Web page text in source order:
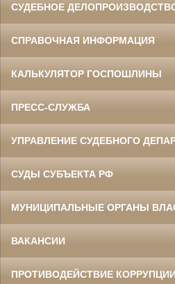
СУДЕБНОЕ
СПРАВОЧНАЯ ИНФОРМАЦИЯ
КАЛЬКУЛЯТОР ГОСПОШЛИНЫ
ПРЕСС-СЛУЖБА
УПРАВЛЕНИЕ СУДЕБНОГО
СУДЫ СУБЪЕКТА РФ
МУНИЦИПАЛЬНЫЕ ОРГАНЫ
ВАКАНСИИ
ПРОТИВОДЕЙСТВИЕ КОРРУПЦИИ